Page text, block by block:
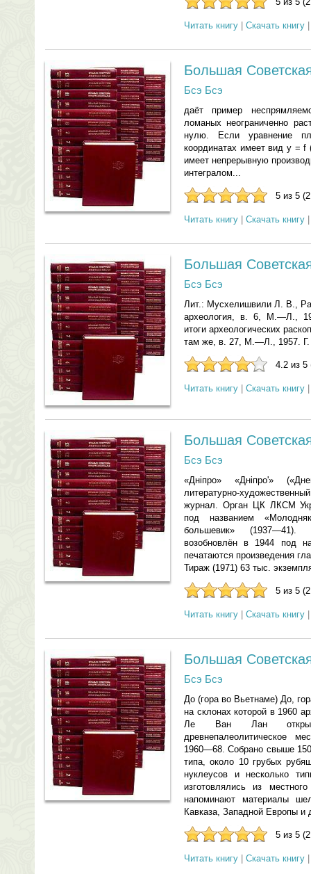
Читать книгу Скачать книгу
Большая
Бсэ Бсэ
даёт пример
ломаных неограниченно
нулю. Если уравнение
координатах имеет вид у =
имеет непрерывную
интегралом...
5 из 5
Читать книгу Скачать книгу
Большая
Бсэ Бсэ
Лит.: Мусхелишвили Л. В.,
археология, в. 6, М.—Л.,
итоги археологических
там же, в. 27, М.—Л., 1957. Г.
4.2 из 5
Читать книгу Скачать книгу
Большая
Бсэ Бсэ
«Днiпро» «Днiпро'»
литературно-
журнал. Орган ЦК ЛКСМ
под названием
большевик» (1937—41).
возобновлён в 1944 под
печатаются произведения
Тираж (1971) 63 тыс.
5 из 5
Читать книгу Скачать книгу
Большая
Бсэ Бсэ
До (гора во Вьетнаме) До,
на склонах которой в 1960
Ле Ван Лан
древнепалеолитическое
1960—68. Собрано свыше
типа, около 10 грубых
нуклеусов и несколько
изготовлялись из
напоминают материалы
Кавказа, Западной Европы и
5 из 5
Читать книгу Скачать книгу